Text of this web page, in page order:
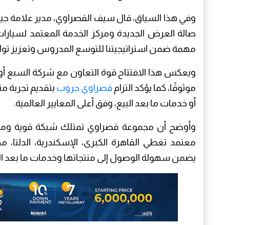
وفي هذا السياق، قال سيف القصراوي، مدير علامة
صالة العرض الجديدة ومركز الخدمة المعتمد
مهمة ضمن استراتيجيتنا للتوسع المدروس وتعزيز
ويعكس هذا الافتتاح قوة التعاون مع شركة السبع
موثوقًا، كما يؤكد التزام قصراوي جروب بتقديم تجربة
أو خدمات ما بعد البيع، وفق أعلى المعايير العالمية.
معتمد تغطي القاهرة الكبرى، الإسكندرية، الدلتا،
يضمن سهولة الوصول إلى منتجاتها وخدمات ما بعد